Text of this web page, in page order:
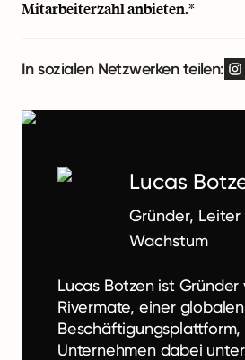
Mitarbeiterzahl anbieten.*
In sozialen Netzwerken teilen:
Lucas
Gründer, Leiter
Wachstum
Lucas Botzen ist Gründer
Rivermate, einer globalen
Beschäftigungsplattform,
Unternehmen dabei